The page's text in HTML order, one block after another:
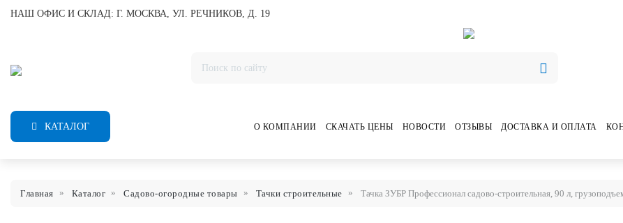
НАШ ОФИС И СКЛАД: Г. МОСКВА, УЛ. РЕЧНИКОВ, Д. 19
КАТАЛОГ О КОМПАНИИ СКАЧАТЬ ЦЕНЫ НОВОСТИ ОТЗЫВЫ ДОСТАВКА И ОПЛАТА
Главная Каталог Садово-огородные товары Тачки строительные Тачка ЗУБР Профессионал садово-строительная, 90 л,